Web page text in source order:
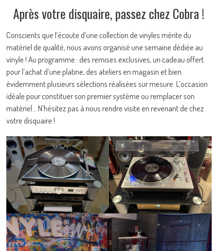
Après votre disquaire, passez chez Cobra !
Conscients que l’écoute d’une collection de vinyles mérite du
matériel de qualité, nous avons organisé une semaine dédiée au
vinyle ! Au programme : des remises exclusives, un cadeau offert
pour l’achat d’une platine, des ateliers en magasin et bien
évidemment plusieurs sélections réalisées sur mesure. L’occasion
idéale pour constituer son premier système ou remplacer son
matériel… N’hésitez pas à nous rendre visite en revenant de chez
votre disquaire !